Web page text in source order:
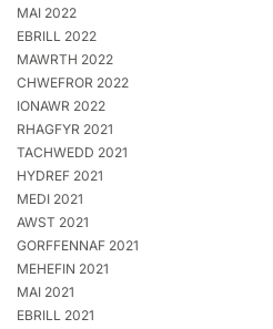
MAI 2022
EBRILL 2022
MAWRTH 2022
CHWEFROR 2022
IONAWR 2022
RHAGFYR 2021
TACHWEDD 2021
HYDREF 2021
MEDI 2021
AWST 2021
GORFFENNAF 2021
MEHEFIN 2021
MAI 2021
EBRILL 2021